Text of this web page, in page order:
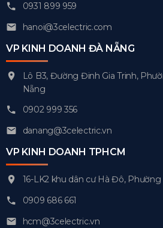
0931 899 959
hanoi@3celectric.com
VP KINH DOANH ĐÀ NẴNG
Lô B3, Đường Đinh Gia Trinh,
Nẵng
0902 999 356
danang@3celectric.vn
VP KINH DOANH TPHCM
16-LK2 khu dân cư Hà Đô, Phường
0909 686 661
hcm@3celectric.vn